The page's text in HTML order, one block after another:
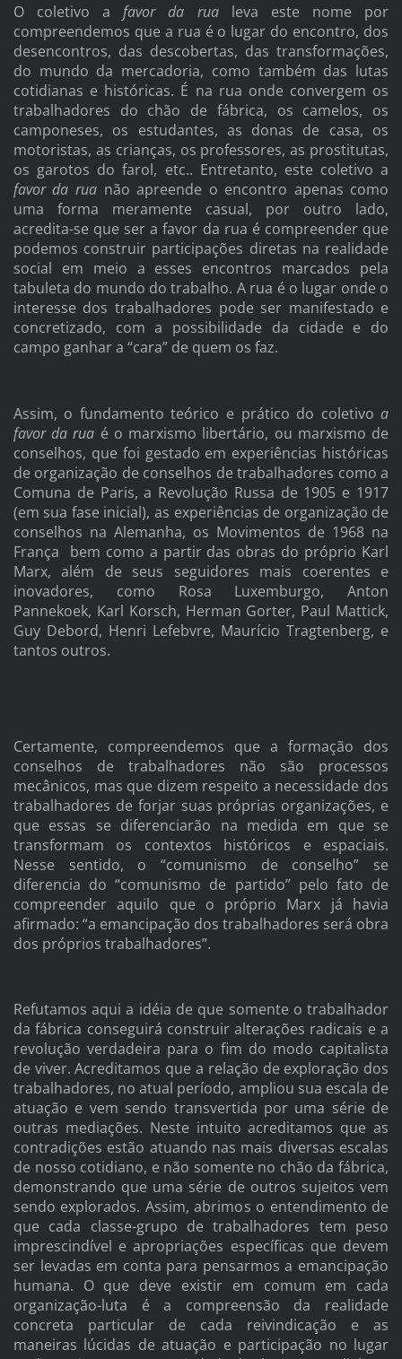
O coletivo afavor da rualeva este nome por
compreendemos que a rua é o lugar do encontro, dos
desencontros, das descobertas, das transformações,
do mundo da mercadoria, como também das lutas
cotidianas e históricas. É na rua onde convergem os
trabalhadores do chão de fábrica, os camelos, os
camponeses, os estudantes, as donas de casa, os
motoristas, as crianças, os professores, as prostitutas,
os garotos do farol, etc.. Entretanto, este coletivo a
favor da rua não apreende o encontro apenas como
uma forma meramente casual, por outro lado,
acredita-se que ser a favor da rua é compreender que
podemos construir participações diretas na realidade
social em meio a esses encontros marcados pela
tabuleta do mundo do trabalho. A rua é o lugar onde o
interesse dos trabalhadores pode ser manifestado e
concretizado, com a possibilidade da cidade e do
campo ganhar a “cara” de quem os faz.
Assim, o fundamento teórico e prático do coletivoa
favor da rua é o marxismo libertário, ou marxismo de
conselhos, que foi gestado em experiências históricas
de organização de conselhos de trabalhadores como a
Comuna de Paris, a Revolução Russa de 1905 e 1917
(em sua fase inicial), as experiências de organização de
conselhos na Alemanha, os Movimentos de 1968 na
França bem como a partir das obras do próprio Karl
Marx, além de seus seguidores mais coerentes e
inovadores, como Rosa Luxemburgo, Anton
Pannekoek, Karl Korsch, Herman Gorter, Paul Mattick,
Guy Debord, Henri Lefebvre, Maurício Tragtenberg, e
tantos outros.
Certamente, compreendemos que a formação dos
conselhos de trabalhadores não são processos
mecânicos, mas que dizem respeito a necessidade dos
trabalhadores de forjar suas próprias organizações, e
que essas se diferenciarão na medida em que se
transformam os contextos históricos e espaciais.
Nesse sentido, o “comunismo de conselho” se
diferencia do “comunismo de partido” pelo fato de
compreender aquilo que o próprio Marx já havia
afirmado: “a emancipação dos trabalhadores será obra
dos próprios trabalhadores”.
Refutamos aqui a idéia de que somente o trabalhador
da fábrica conseguirá construir alterações radicais e a
revolução verdadeira para o fim do modo capitalista
de viver. Acreditamos que a relação de exploração dos
trabalhadores, no atual período, ampliou sua escala de
atuação e vem sendo transvertida por uma série de
outras mediações. Neste intuito acreditamos que as
contradições estão atuando nas mais diversas escalas
de nosso cotidiano, e não somente no chão da fábrica,
demonstrando que uma série de outros sujeitos vem
sendo explorados. Assim, abrimos o entendimento de
que cada classe-grupo de trabalhadores tem peso
imprescindível e apropriações específicas que devem
ser levadas em conta para pensarmos a emancipação
humana. O que deve existir em comum em cada
organização-luta é a compreensão da realidade
concreta particular de cada reivindicação e as
maneiras lúcidas de atuação e participação no lugar